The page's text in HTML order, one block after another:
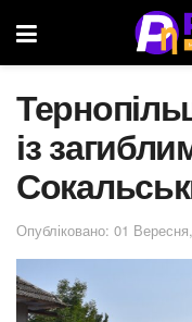
із
Опубліковано: 01